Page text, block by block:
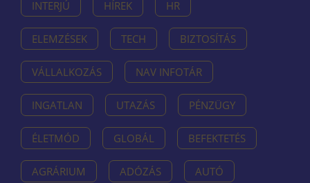
INTERJÚ HÍREK HR
ELEMZÉSEK TECH BIZTOSÍTÁS
VÁLLALKOZÁS NAV INFOTÁR
INGATLAN UTAZÁS PÉNZÜGY
ÉLETMÓD GLOBÁL BEFEKTETÉS
AGRÁRIUM ADÓZÁS AUTÓ